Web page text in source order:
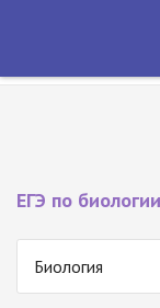
ЕГЭ по
Биология